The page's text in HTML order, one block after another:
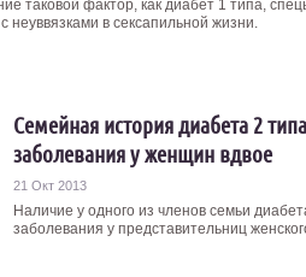
таковой фактор, как диабет 1 типа,
неуввязками в сексапильной жизни.
Семейная история диабета 2
заболевания у женщин вдвое
21 Окт 2013
Наличие у одного из членов семьи
заболевания у представительниц